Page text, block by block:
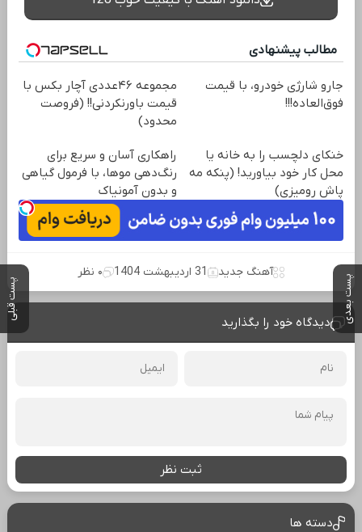
پست بعدی پست قبلی
مطالب پیشنهادی
جارو شارژی خودرو، با قیمت
فوق‌العاده!!!
مجموعه ۴۶عددی آچار بکس با
قیمت باورنکردنی!! (فروصت
محدود)
خنکای دلچسب را به خانه یا
محل کار خود بیاورید! (پنکه مه
پاش رومیزی)
راهکاری آسان و سریع برای
رنگ‌دهی موها، با فرمول گیاهی
و بدون آمونیاک
آهنگ جدید 31 اردیبهشت 1404 ۰ نظر
دیدگاه خود را بگذارید
ثبت نظر
دسته ها